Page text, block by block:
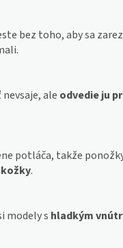
bez toho, aby sa
ale odvedie ju
potláča, takže
.
modely s hladkým